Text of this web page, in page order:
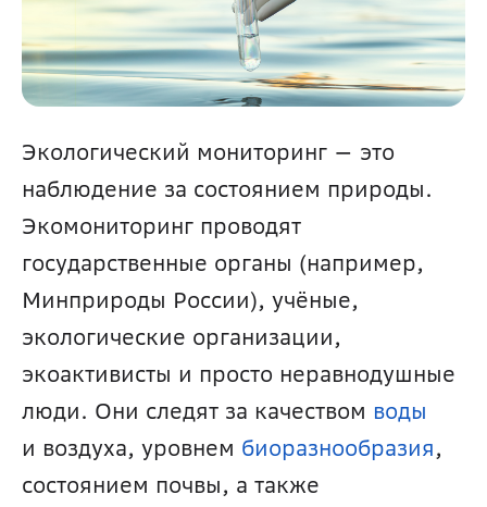
Экологический мониторинг — это
наблюдение за состоянием природы.
Экомониторинг проводят
государственные органы (например,
Минприроды России), учёные,
экологические организации,
экоактивисты и просто неравнодушные
люди. Они следят за качеством воды
и воздуха, уровнем биоразнообразия,
состоянием почвы, а также